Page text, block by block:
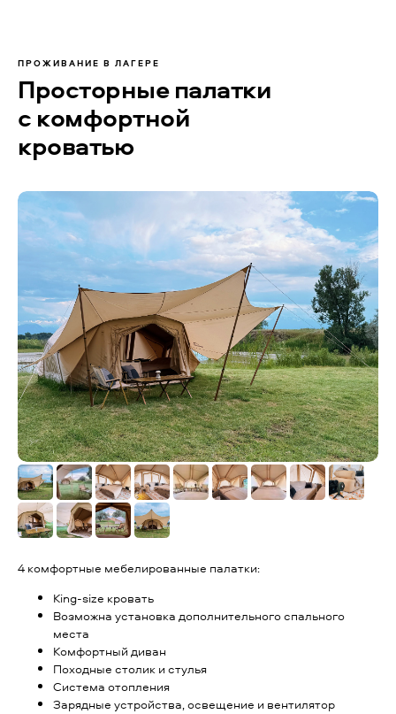
Просторные палатки
с комфортной
кроватью
ПРОЖИВАНИЕ В ЛАГЕРЕ
4 комфортные мебелированные палатки:
King-size кровать
Возможна установка дополнительного спального
места
Комфортный диван
Походные столик и стулья
Система отопления
Зарядные устройства, освещение и вентилятор